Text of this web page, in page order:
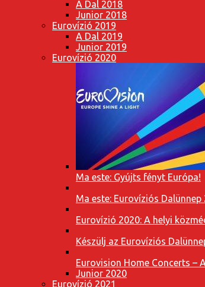
A Dal 2018
Junior 2018
Eurovízió 2019
A Dal 2019
Junior 2019
Eurovízió 2020
Ma este: Gyújts fényt Európa!
Ma este: Eurovíziós Dalünnep
Eurovízió 2020: A helyi
Készülj az Eurovíziós
Eurovision Home Concerts –
Junior 2020
Eurovízió 2021